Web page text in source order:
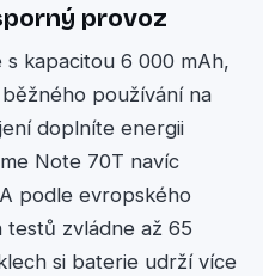
provoz
kapacitou 6 000 mAh,
používání na
doplníte energii
Note 70T navíc
podle evropského
zvládne až 65
si baterie udrží více